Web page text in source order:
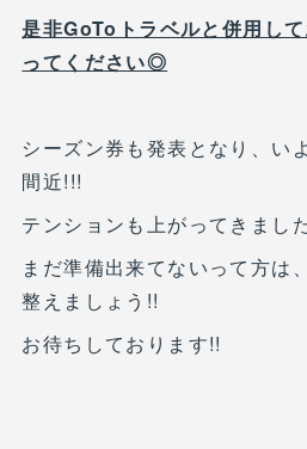
是非GoToトラベルと併用し
ってください◎
シーズン券も発表となり、い
間近!!!
テンションも上がってきまし
まだ準備出来てないって方は
整えましょう!!
お待ちしております!!